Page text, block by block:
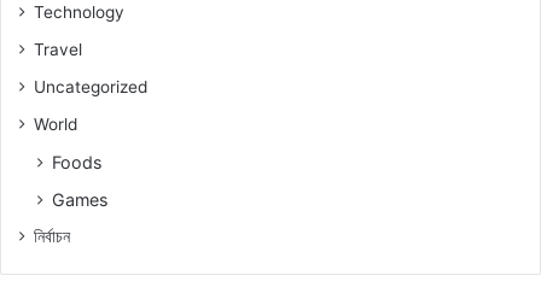
Technology
Travel
Uncategorized
World
Foods
Games
নিৰ্বাচন